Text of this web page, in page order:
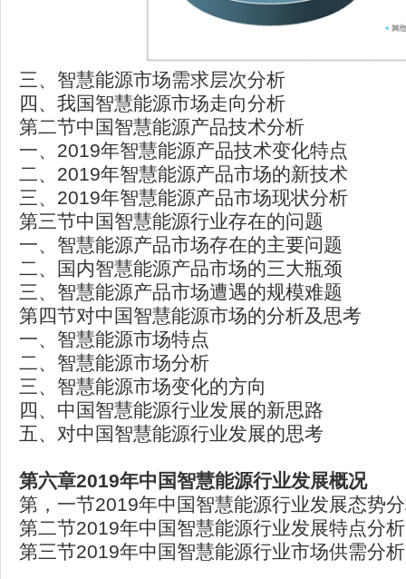
三、智慧能源市场需求层次分析
四、我国智慧能源市场走向分析
第二节中国智慧能源产品技术分析
一、2019年智慧能源产品技术变化特点
二、2019年智慧能源产品市场的新技术
三、2019年智慧能源产品市场现状分析
第三节中国智慧能源行业存在的问题
一、智慧能源产品市场存在的主要问题
二、国内智慧能源产品市场的三大瓶颈
三、智慧能源产品市场遭遇的规模难题
第四节对中国智慧能源市场的分析及思考
一、智慧能源市场特点
二、智慧能源市场分析
三、智慧能源市场变化的方向
四、中国智慧能源行业发展的新思路
五、对中国智慧能源行业发展的思考
第六章2019年中国智慧能源行业发展概况
第，一节2019年中国智慧能源行业发展态势
第二节2019年中国智慧能源行业发展特点分析
第三节2019年中国智慧能源行业市场供需分析